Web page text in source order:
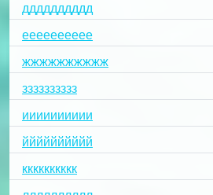
дддддддддд
ееееееееее
жжжжжжжжжж
зззззззззз
ииииииииии
йййййййййй
кккккккккк